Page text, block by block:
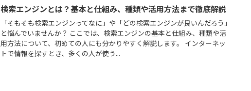
検索エンジンとは？基本と仕組み、種類や活用方法まで徹底解説
「そもそも検索エンジンってなに」や「どの検索エンジンが良いんだろう」
と悩んでいませんか？ ここでは、検索エンジンの基本と仕組み、種類や活
用方法について、初めての人にも分かりやすく解説します。 インターネッ
トで情報を探すとき、多くの人が使う...